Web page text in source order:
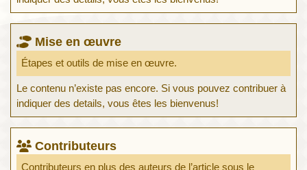
Mise en œuvre
Étapes et outils de mise en œuvre.
Le contenu n’existe pas encore. Si vous pouvez contribuer à
indiquer des details, vous êtes les bienvenus!
Contributeurs
Contributeurs en plus des auteurs de l’article sous le